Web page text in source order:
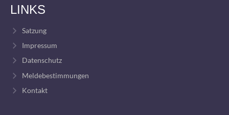
LINKS
Satzung
Impressum
Datenschutz
Meldebestimmungen
Kontakt